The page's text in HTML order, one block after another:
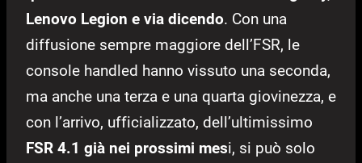
Lenovo Legion e via dicendo. Con una
diffusione sempre maggiore dell’FSR, le
console handled hanno vissuto una seconda,
ma anche una terza e una quarta giovinezza, e
con l’arrivo, ufficializzato, dell’ultimissimo
FSR 4.1 già nei prossimi mesi, si può solo